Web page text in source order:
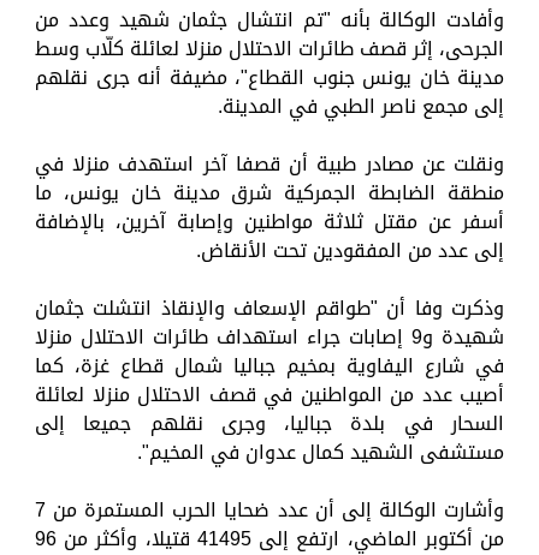
وأفادت الوكالة بأنه "تم انتشال جثمان شهيد وعدد من
الجرحى، إثر قصف طائرات الاحتلال منزلا لعائلة كلّاب وسط
مدينة خان يونس جنوب القطاع"، مضيفة أنه جرى نقلهم
إلى مجمع ناصر الطبي في المدينة.
ونقلت عن مصادر طبية أن قصفا آخر استهدف منزلا في
منطقة الضابطة الجمركية شرق مدينة خان يونس، ما
أسفر عن مقتل ثلاثة مواطنين وإصابة آخرين، بالإضافة
إلى عدد من المفقودين تحت الأنقاض.
وذكرت وفا أن "طواقم الإسعاف والإنقاذ انتشلت جثمان
شهيدة و9 إصابات جراء استهداف طائرات الاحتلال منزلا
في شارع اليفاوية بمخيم جباليا شمال قطاع غزة، كما
أصيب عدد من المواطنين في قصف الاحتلال منزلا لعائلة
السحار في بلدة جباليا، وجرى نقلهم جميعا إلى
مستشفى الشهيد كمال عدوان في المخيم".
وأشارت الوكالة إلى أن عدد ضحايا الحرب المستمرة من 7
من أكتوبر الماضي، ارتفع إلى 41495 قتيلا، وأكثر من 96